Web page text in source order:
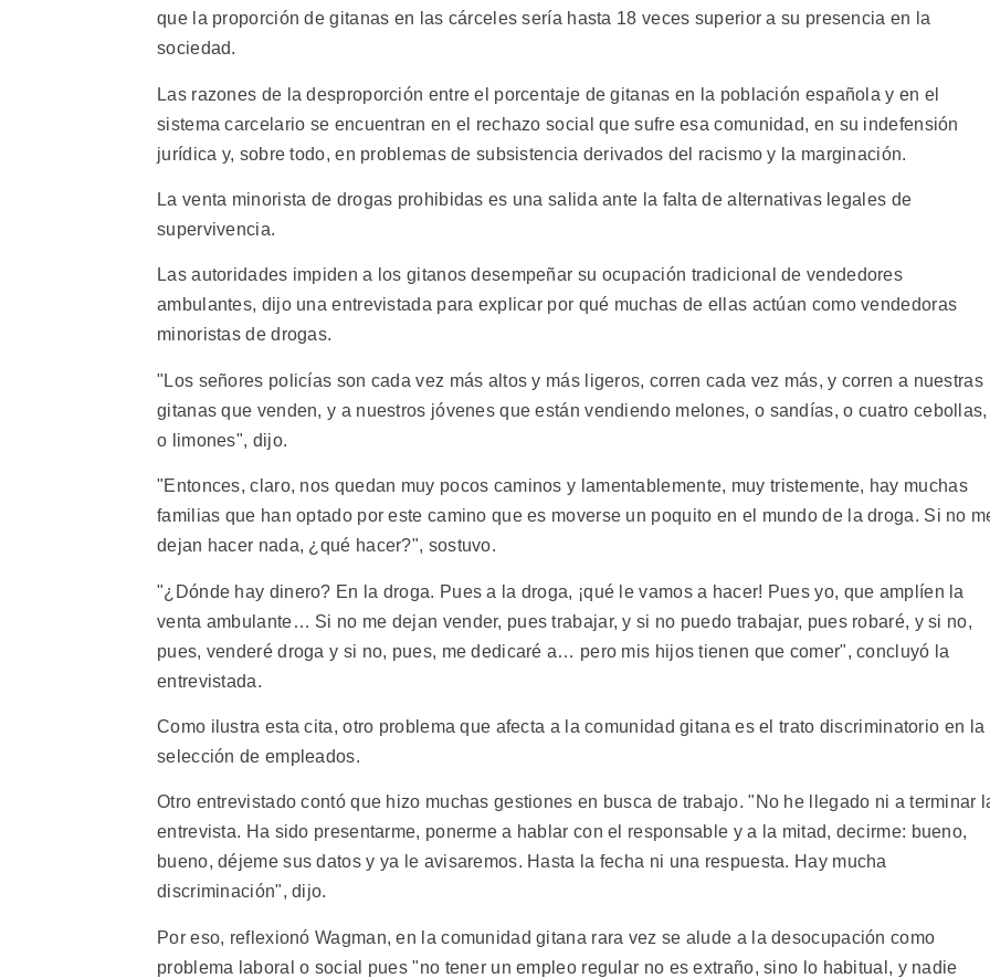
que la proporción de gitanas en las cárceles sería hasta 18 veces superior a su presencia en la
sociedad.
Las razones de la desproporción entre el porcentaje de gitanas en la población española y en el
sistema carcelario se encuentran en el rechazo social que sufre esa comunidad, en su indefensión
jurídica y, sobre todo, en problemas de subsistencia derivados del racismo y la marginación.
La venta minorista de drogas prohibidas es una salida ante la falta de alternativas legales de
supervivencia.
Las autoridades impiden a los gitanos desempeñar su ocupación tradicional de vendedores
ambulantes, dijo una entrevistada para explicar por qué muchas de ellas actúan como vendedoras
minoristas de drogas.
"Los señores policías son cada vez más altos y más ligeros, corren cada vez más, y corren a nuestras
gitanas que venden, y a nuestros jóvenes que están vendiendo melones, o sandías, o cuatro cebollas,
o limones", dijo.
"Entonces, claro, nos quedan muy pocos caminos y lamentablemente, muy tristemente, hay muchas
familias que han optado por este camino que es moverse un poquito en el mundo de la droga. Si no
dejan hacer nada, ¿qué hacer?", sostuvo.
"¿Dónde hay dinero? En la droga. Pues a la droga, ¡qué le vamos a hacer! Pues yo, que amplíen la
venta ambulante… Si no me dejan vender, pues trabajar, y si no puedo trabajar, pues robaré, y si no,
pues, venderé droga y si no, pues, me dedicaré a… pero mis hijos tienen que comer", concluyó la
entrevistada.
Como ilustra esta cita, otro problema que afecta a la comunidad gitana es el trato discriminatorio en la
selección de empleados.
Otro entrevistado contó que hizo muchas gestiones en busca de trabajo. "No he llegado ni a terminar
entrevista. Ha sido presentarme, ponerme a hablar con el responsable y a la mitad, decirme: bueno,
bueno, déjeme sus datos y ya le avisaremos. Hasta la fecha ni una respuesta. Hay mucha
discriminación", dijo.
Por eso, reflexionó Wagman, en la comunidad gitana rara vez se alude a la desocupación como
problema laboral o social pues "no tener un empleo regular no es extraño, sino lo habitual, y nadie